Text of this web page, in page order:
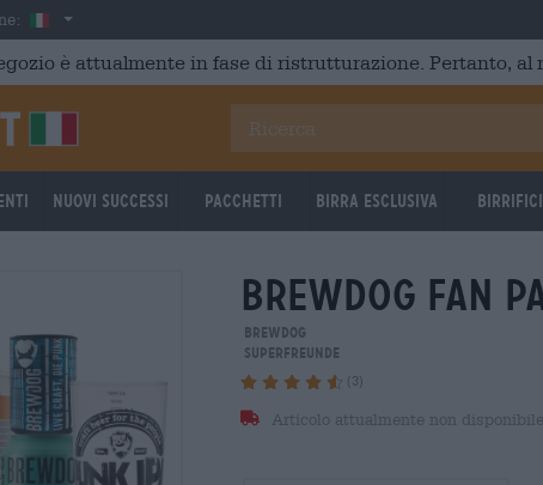
Italia
è attualmente in fase di ristrutturazione. Pertanto, al
Nuovi successi Pacchetti Birra Esclusiva Birrifici
brewdog fan
BrewDog
Superfreunde
(3)
Articolo attualmente non disponibile